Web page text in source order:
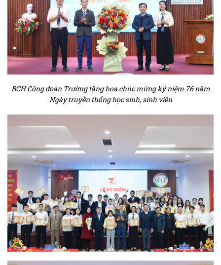
BCH Công đoàn Trường tặng hoa chúc mừngkỷ niệm 76 năm
Ngày truyền thống học sinh, sinh viên